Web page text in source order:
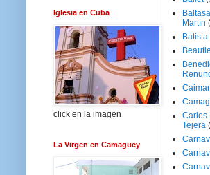
Iglesia en Cuba
click en la imagen
La Virgen en Camagüey
Martín
Batista
Carlos
Tejera